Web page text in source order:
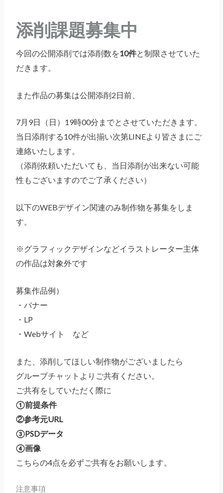
添削課題募集中
今回の公開添削では添削数を10件と制限させていた
だきます。
また作品の募集は公開添削2日前、
7月9日（日）19時00分までとさせていただきます。
当日添削する10件が出揃い次第LINEより皆さまにご
連絡いたします。
（添削依頼いただいても、当日添削が出来ない可能
性もございますのでご了承ください）
以下のWEBデザイン関連のみ制作物を募集をしま
す。
※グラフィックデザインなどイラストレーター主体
の作品は対象外です
募集作品例）
・バナー
・LP
・Webサイト など
また、添削してほしい制作物がございましたら
グループチャットよりご共有ください。
ご共有をしていただく際に
①前提条件
②参考元URL
③PSDデータ
④画像
こちらの4点を必ずご共有をお願いします。
注意事項